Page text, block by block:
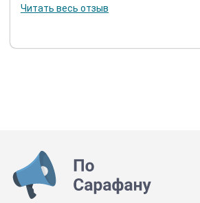
Читать весь отзыв